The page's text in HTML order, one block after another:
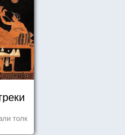
толк